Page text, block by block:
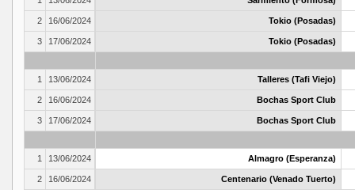
2 16/06/2024 Tokio (Posadas)
3 17/06/2024 Tokio (Posadas)
1 13/06/2024 Talleres (Tafi Viejo)
2 16/06/2024 Bochas Sport Club
3 17/06/2024 Bochas Sport Club
1 13/06/2024 Almagro (Esperanza)
2 16/06/2024 Centenario (Venado Tuerto)